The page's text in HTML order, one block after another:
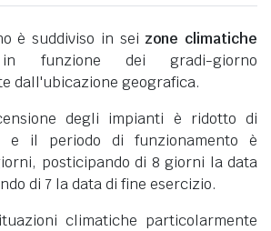
è suddiviso in sei zone climatiche
funzione dei gradi-giorno
dall'ubicazione geografica.
degli impianti è ridotto di
e il periodo di funzionamento è
posticipando di 8 giorni la data
di 7 la data di fine esercizio.
climatiche particolarmente